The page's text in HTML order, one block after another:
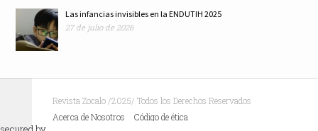
Las infancias invisibles en la ENDUTIH 2025
27 de julio de 2026
Revista Zocalo /2025/ Todos los Derechos Reservados
Acerca de Nosotros
Código de ética